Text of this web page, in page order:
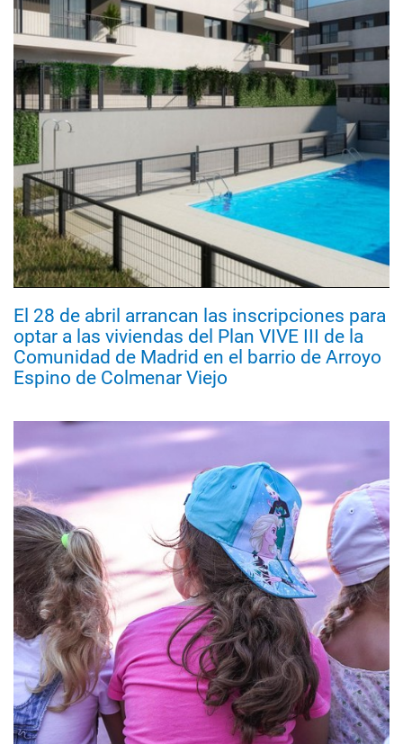
El 28 de abril arrancan las inscripciones para
optar a las viviendas del Plan VIVE III de la
Comunidad de Madrid en el barrio de Arroyo
Espino de Colmenar Viejo